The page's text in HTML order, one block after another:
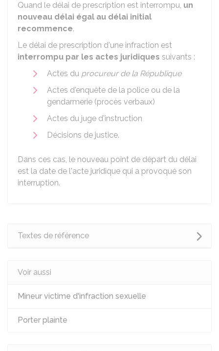
Quand le délai de prescription est interrompu, un
nouveau délai égal au délai initial
recommence.
Le délai de prescription d'une infraction est
interrompu par les actes juridiques suivants :
Actes du procureur de la République
Actes d'enquête de la police ou de la
gendarmerie (procès verbaux)
Actes du juge d'instruction
Décisions de justice.
Dans ces cas, le nouveau point de départ du délai
est la date de l'acte juridique qui a provoqué son
interruption.
Textes de référence
Voir aussi
Mineur victime d'infraction sexuelle
Porter plainte